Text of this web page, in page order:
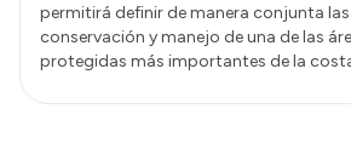
permitirá definir de manera conjunta
conservación y manejo de una de las
protegidas más importantes de la